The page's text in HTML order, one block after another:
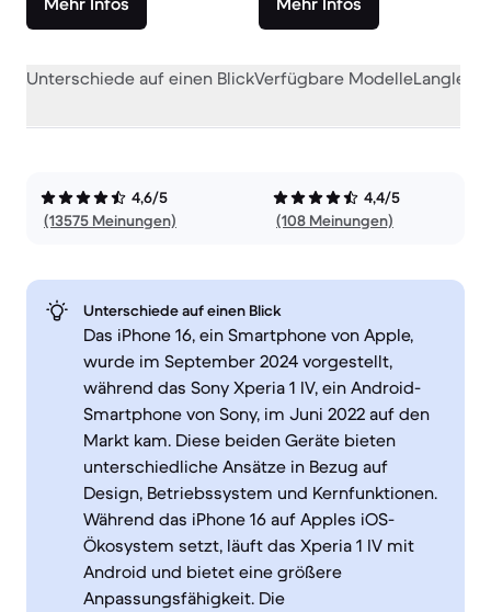
Unterschiede auf einen BlickVerfügbare Modelle
4,6/5
(13575 Meinungen)
4,4/5
(108 Meinungen)
Unterschiede auf einen Blick
Das iPhone 16, ein Smartphone von Apple,
wurde im September 2024 vorgestellt,
während das Sony Xperia 1 IV, ein Android-
Smartphone von Sony, im Juni 2022 auf den
Markt kam. Diese beiden Geräte bieten
unterschiedliche Ansätze in Bezug auf
Design, Betriebssystem und Kernfunktionen.
Während das iPhone 16 auf Apples iOS-
Ökosystem setzt, läuft das Xperia 1 IV mit
Android und bietet eine größere
Anpassungsfähigkeit. Die